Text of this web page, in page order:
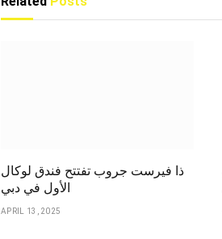
ذا فيرست جروب تفتتح فندق لوكال
الأول في دبي
APRIL 13, 2025